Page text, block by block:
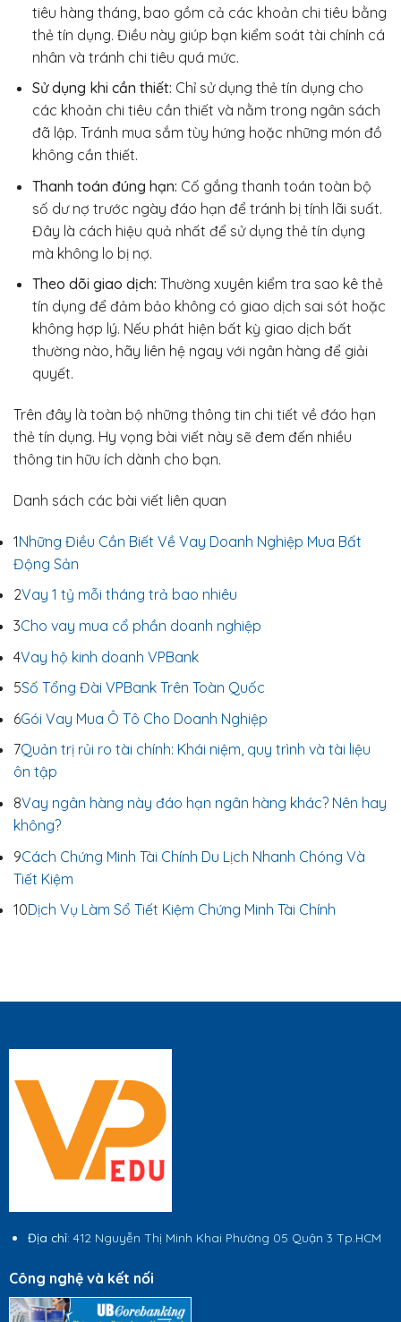
tiêu hàng tháng, bao gồm cả các khoản chi tiêu bằng
thẻ tín dụng. Điều này giúp bạn kiểm soát tài chính cá
nhân và tránh chi tiêu quá mức.
Sử dụng khi cần thiết: Chỉ sử dụng thẻ tín dụng cho
các khoản chi tiêu cần thiết và nằm trong ngân sách
đã lập. Tránh mua sắm tùy hứng hoặc những món đồ
không cần thiết.
Thanh toán đúng hạn: Cố gắng thanh toán toàn bộ
số dư nợ trước ngày đáo hạn để tránh bị tính lãi suất.
Đây là cách hiệu quả nhất để sử dụng thẻ tín dụng
mà không lo bị nợ.
Theo dõi giao dịch: Thường xuyên kiểm tra sao kê thẻ
tín dụng để đảm bảo không có giao dịch sai sót hoặc
không hợp lý. Nếu phát hiện bất kỳ giao dịch bất
thường nào, hãy liên hệ ngay với ngân hàng để giải
quyết.
Trên đây là toàn bộ những thông tin chi tiết về đáo hạn
thẻ tín dụng. Hy vọng bài viết này sẽ đem đến nhiều
thông tin hữu ích dành cho bạn.
Danh sách các bài viết liên quan
1Những Điều Cần Biết Về Vay Doanh Nghiệp Mua Bất
Động Sản
2Vay 1 tỷ mỗi tháng trả bao nhiêu
3Cho vay mua cổ phần doanh nghiệp
4Vay hộ kinh doanh VPBank
5Số Tổng Đài VPBank Trên Toàn Quốc
6Gói Vay Mua Ô Tô Cho Doanh Nghiệp
7Quản trị rủi ro tài chính: Khái niệm, quy trình và tài liệu
ôn tập
8Vay ngân hàng này đáo hạn ngân hàng khác? Nên hay
không?
9Cách Chứng Minh Tài Chính Du Lịch Nhanh Chóng Và
Tiết Kiệm
10Dịch Vụ Làm Sổ Tiết Kiệm Chứng Minh Tài Chính
Địa chỉ: 412 Nguyễn Thị Minh Khai Phường 05 Quận 3 Tp.HCM
Công nghệ và kết nối